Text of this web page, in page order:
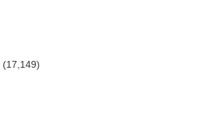
(17,149)